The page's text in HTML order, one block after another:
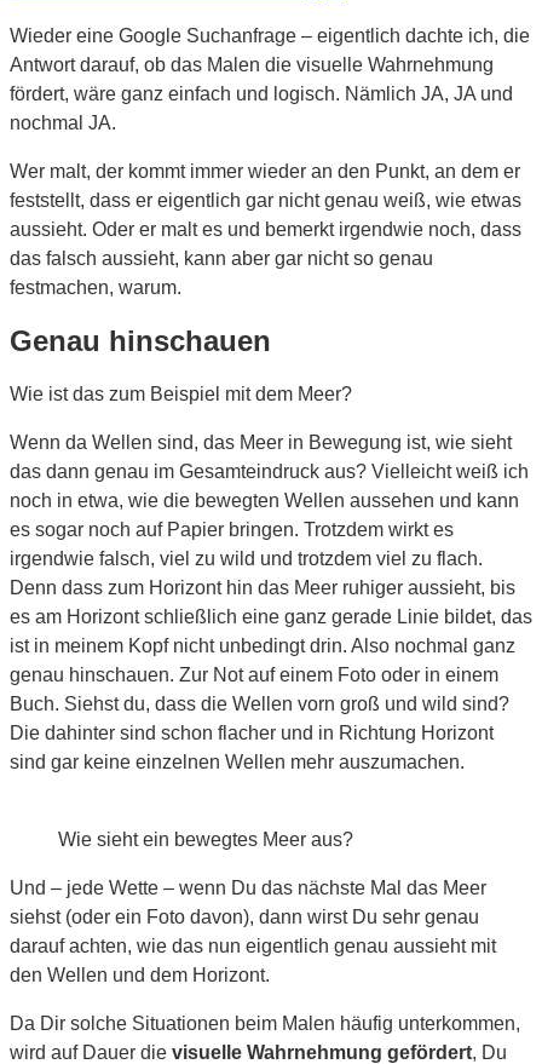
Wieder eine Google Suchanfrage – eigentlich dachte ich, die
Antwort darauf, ob das Malen die visuelle Wahrnehmung
fördert, wäre ganz einfach und logisch. Nämlich JA, JA und
nochmal JA.
Wer malt, der kommt immer wieder an den Punkt, an dem er
feststellt, dass er eigentlich gar nicht genau weiß, wie etwas
aussieht. Oder er malt es und bemerkt irgendwie noch, dass
das falsch aussieht, kann aber gar nicht so genau
festmachen, warum.
Genau hinschauen
Wie ist das zum Beispiel mit dem Meer?
Wenn da Wellen sind, das Meer in Bewegung ist, wie sieht
das dann genau im Gesamteindruck aus? Vielleicht weiß ich
noch in etwa, wie die bewegten Wellen aussehen und kann
es sogar noch auf Papier bringen. Trotzdem wirkt es
irgendwie falsch, viel zu wild und trotzdem viel zu flach.
Denn dass zum Horizont hin das Meer ruhiger aussieht, bis
es am Horizont schließlich eine ganz gerade Linie bildet, das
ist in meinem Kopf nicht unbedingt drin. Also nochmal ganz
genau hinschauen. Zur Not auf einem Foto oder in einem
Buch. Siehst du, dass die Wellen vorn groß und wild sind?
Die dahinter sind schon flacher und in Richtung Horizont
sind gar keine einzelnen Wellen mehr auszumachen.
Wie sieht ein bewegtes Meer aus?
Und – jede Wette – wenn Du das nächste Mal das Meer
siehst (oder ein Foto davon), dann wirst Du sehr genau
darauf achten, wie das nun eigentlich genau aussieht mit
den Wellen und dem Horizont.
Da Dir solche Situationen beim Malen häufig unterkommen,
wird auf Dauer die visuelle Wahrnehmung gefördert, Du